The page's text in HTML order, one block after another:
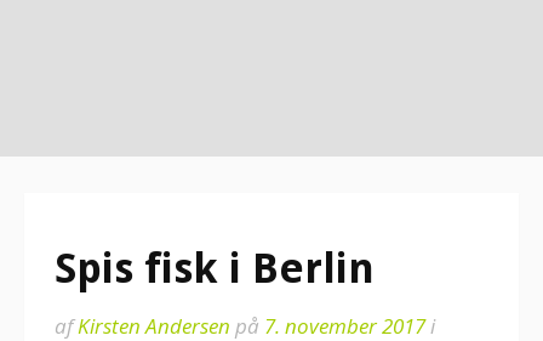
Spis fisk i Berlin
afKirsten Andersen på 7. november 2017i